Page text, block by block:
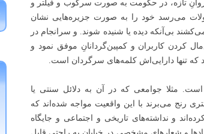
روانِ تازه، در حکومت به صورت سرکوب و فیلتر و
می‌رسد خود را به صورت جزیره‌هایی نشان
بی‌آنکه دیده یا شنیده شوند. و سرانجام در
کردن کاربران و کمپین‌گردانانِ موفق نمود و
که تنها دارایی‌اش کلمه‌های سرگردان است.
مثلا جوامعی که در آن به دلائل سنتی یا
رنج می‌برند با این واقعیت مواجه شده‌اند که
و نداشته‌های تاریخی و اجتماعی و جایگاه